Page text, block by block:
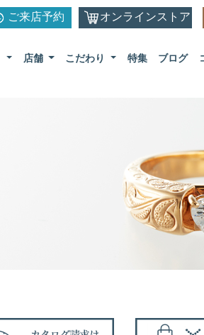
ご来店予約 オンラインストア
店舗 こだわり 特集 ブログ